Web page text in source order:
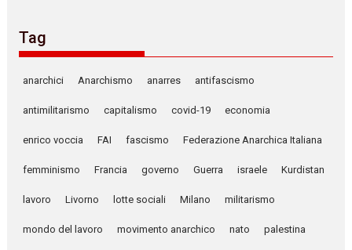
Tag
anarchici Anarchismo anarres antifascismo
antimilitarismo capitalismo covid-19 economia
enrico voccia FAI fascismo Federazione Anarchica Italiana
femminismo Francia governo Guerra israele Kurdistan
lavoro Livorno lotte sociali Milano militarismo
mondo del lavoro movimento anarchico nato palestina